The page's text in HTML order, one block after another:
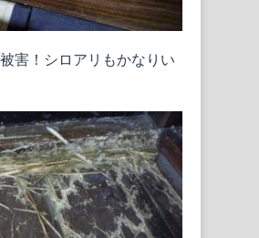
被害！シロアリもかなりい